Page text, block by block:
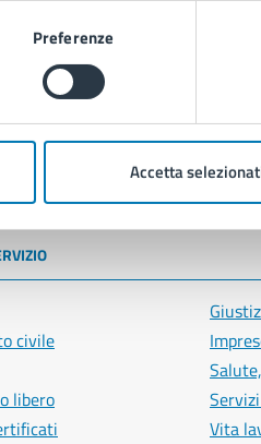
Preferenze
Accetta
disservizio
civile
libero
Vita